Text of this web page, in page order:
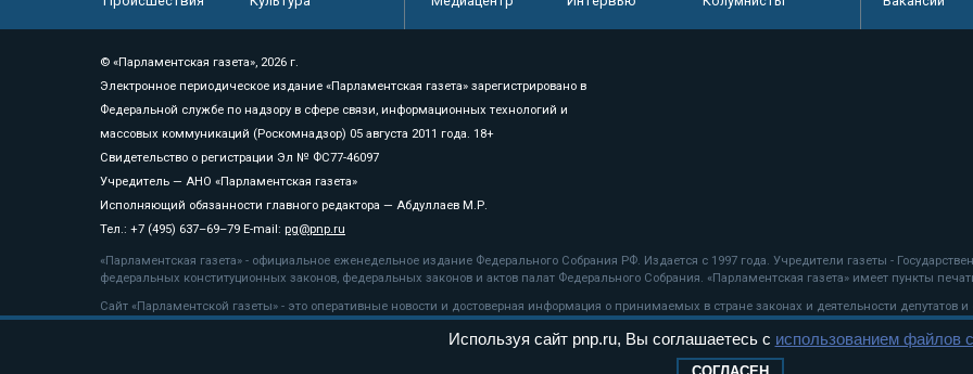
© «Парламентская газета», 2026 г.
Электронное периодическое издание «Парламентская газета» зарегистрировано в
Федеральной службе по надзору в сфере связи, информационных технологий и
массовых коммуникаций (Роскомнадзор) 05 августа 2011 года. 18+
Свидетельство о регистрации Эл № ФС77-46097
Учредитель — АНО «Парламентская газета»
Исполняющий обязанности главного редактора — Абдуллаев М.Р.
Тел.: +7 (495) 637–69–79 E-mail: pg@pnp.ru
«Парламентская газета» - официальное еженедельное издание Федерального Собрания РФ. Издается с 1997 года. Учредители газеты -
федеральных конституционных законов, федеральных законов и актов палат Федерального Собрания. «Парламентская газета» имеет пункты
Сайт «Парламентской газеты» - это оперативные новости и достоверная информация о принимаемых в стране законах и деятельности депутатов
«Парламентской газеты» активная ссылка на pnp.ru обязательна.
рекомендательные технологии
Используя сайт pnp.ru, Вы соглашаетесь с использованием файлов